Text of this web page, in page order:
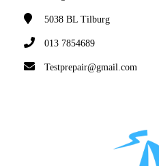
5038 BL Tilburg
013 7854689
Testprepair@gmail.com